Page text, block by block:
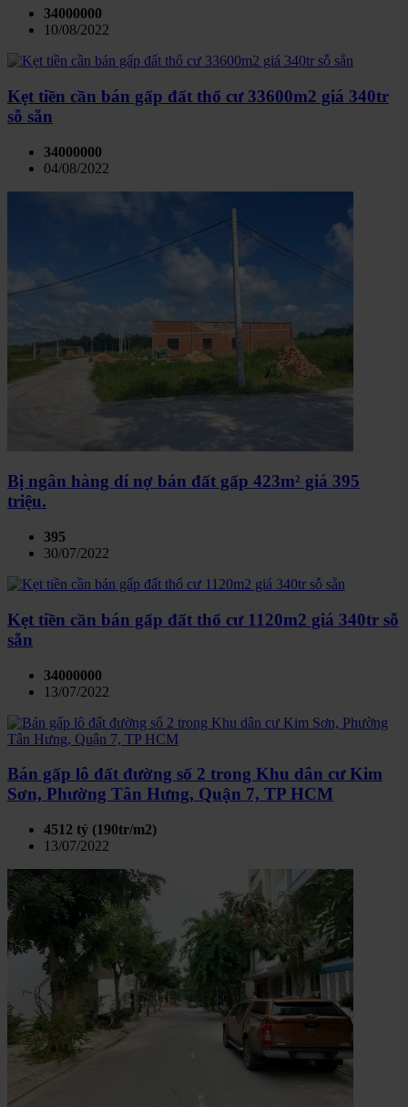
34000000
10/08/2022
Kẹt tiền cần bán gấp đất thổ cư 33600m2 giá 340tr
sỗ sẵn
34000000
04/08/2022
Bị ngân hàng dí nợ bán đất gấp 423m² giá 395
triệu.
395
30/07/2022
Kẹt tiền cần bán gấp đất thổ cư 1120m2 giá 340tr sỗ
sẵn
34000000
13/07/2022
Bán gấp lô đất đường số 2 trong Khu dân cư Kim
Sơn, Phường Tân Hưng, Quận 7, TP HCM
4512 tỷ (190tr/m2)
13/07/2022